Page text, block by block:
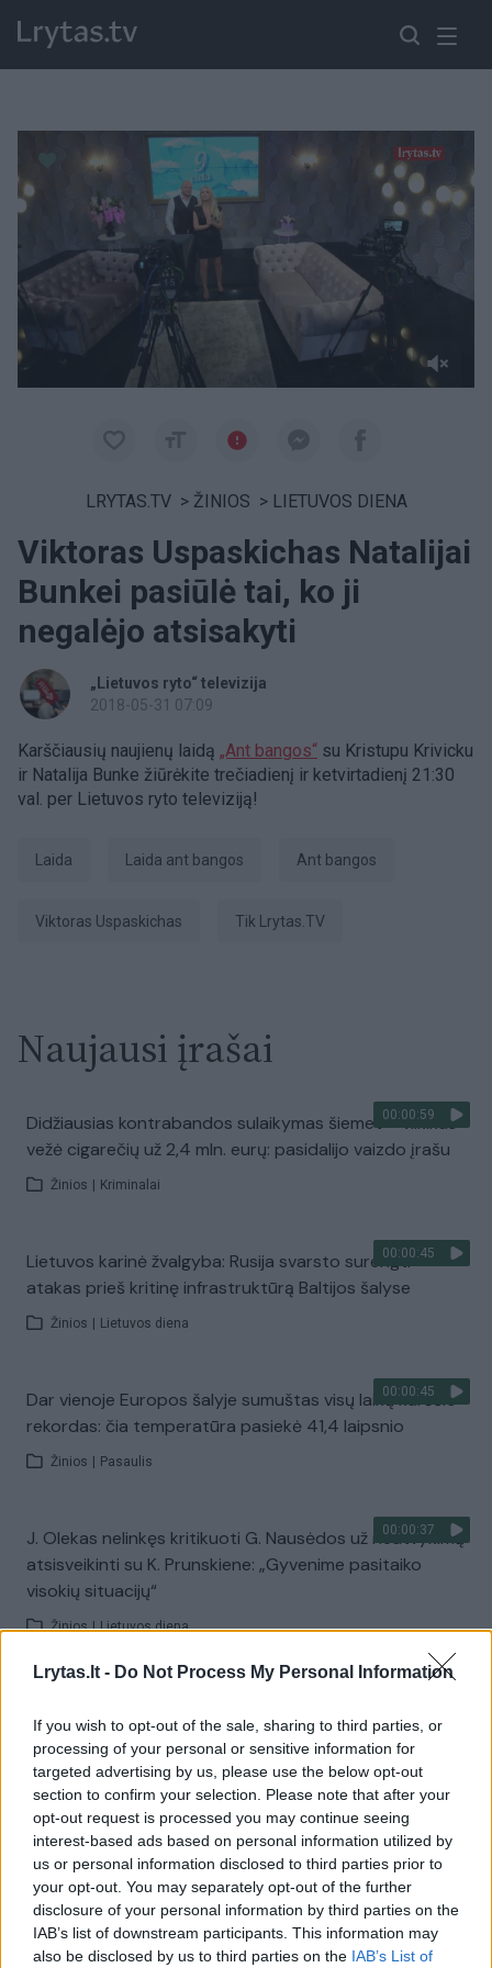
Lrytas.lt - Do Not Process My Personal Information
If you wish to opt-out of the sale, sharing to third parties, or
processing of your personal or sensitive information for
targeted advertising by us, please use the below opt-out
section to confirm your selection. Please note that after your
opt-out request is processed you may continue seeing
interest-based ads based on personal information utilized by
us or personal information disclosed to third parties prior to
your opt-out. You may separately opt-out of the further
disclosure of your personal information by third parties on the
IAB’s list of downstream participants. This information may
also be disclosed by us to third parties on the IAB’s List of
Paremkite Ukrainą
LRYTAS.TV > ŽINIOS > LIETUVOS DIENA
Viktoras Uspaskichas Natalijai
Bunkei pasiūlė tai, ko ji
negalėjo atsisakyti
„Lietuvos ryto“ televizija
2018-05-31 07:09
Karščiausių naujienų laidą „Ant bangos“ su Kristupu Krivicku
ir Natalija Bunke žiūrėkite trečiadienį ir ketvirtadienį 21:30
val. per Lietuvos ryto televiziją!
laida Laida ant bangos ant bangos
Viktoras Uspaskichas tik Lrytas.TV
Naujausi įrašai
00:00:59
Didžiausias kontrabandos sulaikymas šiemet – vilkikas
vežė cigarečių už 2,4 mln. eurų: pasidalijo vaizdo įrašu
Žinios Kriminalai
00:00:45
Lietuvos karinė žvalgyba: Rusija svarsto surengti
atakas prieš kritinę infrastruktūrą Baltijos šalyse
Žinios Lietuvos diena
00:00:45
Dar vienoje Europos šalyje sumuštas visų laikų karščio
rekordas: čia temperatūra pasiekė 41,4 laipsnio
Žinios Pasaulis
00:00:37
J. Olekas nelinkęs kritikuoti G. Nausėdos už neatvykimą
atsisveikinti su K. Prunskiene: „Gyvenime pasitaiko
visokių situacijų“
Žinios | Lietuvos diena
Žiūrimiausi įrašai
00:00:49
Pateikė daugiau detalių apie iš tėvų paimtus šešis
vaikus: jiems kilusi grėsmė